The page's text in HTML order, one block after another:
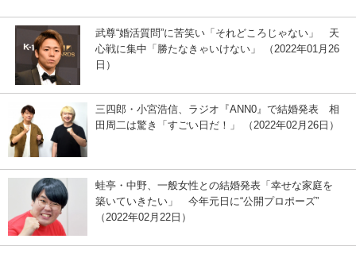
武尊“婚活質問”に苦笑い「それどころじゃない」 天
心戦に集中「勝たなきゃいけない」 （2022年01月26
日）
三四郎・小宮浩信、ラジオ『ANN0』で結婚発表 相
田周二は驚き「すごい日だ！」 （2022年02月26日）
蛙亭・中野、一般女性との結婚発表「幸せな家庭を
築いていきたい」 今年元日に“公開プロポーズ”
（2022年02月22日）